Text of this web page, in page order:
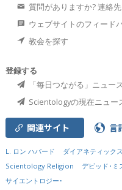
質問がありますか? 連絡先
ウェブサイトのフィード
教会を探す
登録する
「毎日つながる」ニュー
Scientologyの現在ニュー
関連サイト 言
L. ロン ハバード ダイアネティックス
Scientology Religion
デビッド･ミ
サイエントロジー･